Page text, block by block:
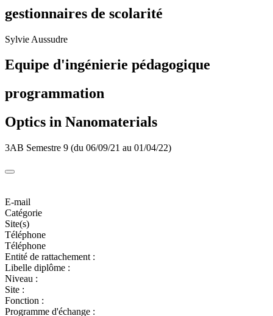
gestionnaires de scolarité
Sylvie Aussudre
Equipe d'ingénierie pédagogique
programmation
Optics in Nanomaterials
3AB Semestre 9 (du 06/09/21 au 01/04/22)
E-mail
Catégorie
Site(s)
Téléphone
Téléphone
Entité de rattachement :
Libelle diplôme :
Niveau :
Site :
Fonction :
Programme d'échange :